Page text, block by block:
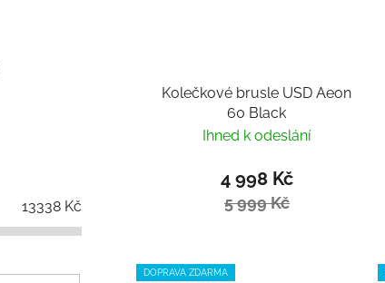
13338 Kč
Kolečkové brusle USD Aeon
60 Black
Ihned k odeslání
4 998 Kč
5 999 Kč
DOPRAVA ZDARMA